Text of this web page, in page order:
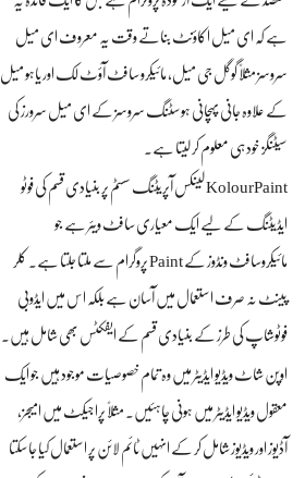
ہے کہ ای میل اکاؤنٹ بناتے وقت یہ معروف ای میل
سروسز مثلاً گوگل جی میل، مائیکرو سافٹ آؤٹ لک اور یاہو میل
کے علاوہ جانی پہچانی ہوسٹنگ سروسز کے ای میل سرورز کی
سیٹنگز خود ہی معلوم کر لیتا ہے۔
KolourPaint لینکس آپریٹنگ سسٹم پر بنیادی قسم کی فوٹو
ایڈیٹنگ کے لیے ایک معیاری سافٹ ویئر ہے جو
مائیکروسافٹ ونڈوز کے Paint پروگرام سے ملتا جلتا ہے۔ کلر
پینٹ نہ صرف استعمال میں آسان ہے بلکہ اس میں ایڈوبی
فوٹوشاپ کی طرز کے بنیادی قسم کے ایفکٹس بھی شامل ہیں۔
اوپن شاٹ ویڈیو ایڈیٹر میں وہ تمام خصوصیات موجود ہیں جو ایک
معقول ویڈیو ایڈیٹر میں ہونی چاہئیں۔ مثلاً پراجیکٹ میں امیجز،
آڈیوز اور ویڈیوز شامل کر کے انہیں ٹائم لائن پر استعمال کیا جا سکتا